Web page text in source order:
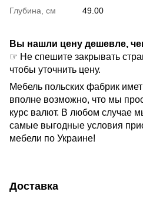
Глубина, см
49.00
Вы нашли цену дешевле,
☞ Не спешите закрывать
чтобы уточнить цену.
Мебель польских фабрик
вполне возможно, что мы
курс валют. В любом случае
самые выгодные условия
мебели по Украине!
Доставка